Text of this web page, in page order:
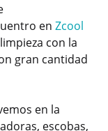
en Zcool
con la
gran cantidad
en la
escobas,